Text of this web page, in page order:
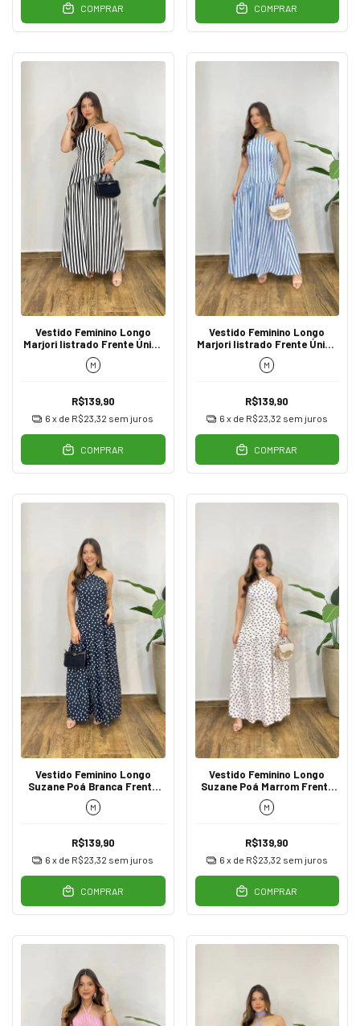
COMPRAR COMPRAR
Vestido Feminino Longo
Marjori listrado Frente Única
Cintura Assimétrico Preto
M
R$139,90
6 x de R$23,32 sem juros
COMPRAR
Vestido Feminino Longo
Marjori listrado Frente Única
Cintura Assimétrico Azul
M
R$139,90
6 x de R$23,32 sem juros
COMPRAR
Vestido Feminino Longo
Suzane Poá Branca Frente
Única Cintura Assimétrico
Preto
M
R$139,90
6 x de R$23,32 sem juros
COMPRAR
Vestido Feminino Longo
Suzane Poá Marrom Frente
Única Cintura Assimétrico
Branco
M
R$139,90
6 x de R$23,32 sem juros
COMPRAR